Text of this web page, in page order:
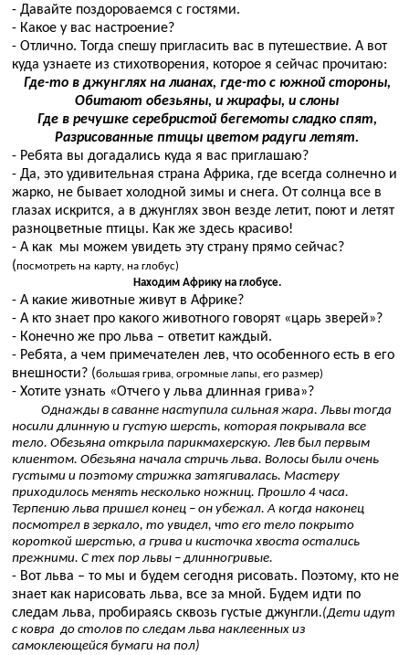
- Давайте поздороваемся с гостями.
- Какое у вас настроение?
- Отлично. Тогда спешу пригласить вас в путешествие. А вот
куда узнаете из стихотворения, которое я сейчас прочитаю:
Где-то в джунглях на лианах, где-то с южной стороны,
Обитают обезьяны, и жирафы, и слоны
Где в речушке серебристой бегемоты сладко спят,
Разрисованные птицы цветом радуги летят.
- Ребята вы догадались куда я вас приглашаю?
- Да, это удивительная страна Африка, где всегда солнечно и
жарко, не бывает холодной зимы и снега. От солнца все в
глазах искрится, а в джунглях звон везде летит, поют и летят
разноцветные птицы. Как же здесь красиво!
- А как мы можем увидеть эту страну прямо сейчас?
(посмотреть на карту, на глобус)
Находим Африку на глобусе.
- А какие животные живут в Африке?
- А кто знает про какого животного говорят «царь зверей»?
- Конечно же про льва – ответит каждый.
- Ребята, а чем примечателен лев, что особенного есть в его
внешности? (большая грива, огромные лапы, его размер)
- Хотите узнать «Отчего у льва длинная грива»?
Однажды в саванне наступила сильная жара. Львы тогда
носили длинную и густую шерсть, которая покрывала все
тело. Обезьяна открыла парикмахерскую. Лев был первым
клиентом. Обезьяна начала стричь льва. Волосы были очень
густыми и поэтому стрижка затягивалась. Мастеру
приходилось менять несколько ножниц. Прошло 4 часа.
Терпению льва пришел конец – он убежал. А когда наконец
посмотрел в зеркало, то увидел, что его тело покрыто
короткой шерстью, а грива и кисточка хвоста остались
прежними. С тех пор львы – длинногривые.
- Вот льва – то мы и будем сегодня рисовать. Поэтому, кто не
знает как нарисовать льва, все за мной. Будем идти по
следам льва, пробираясь сквозь густые джунгли.(Дети идут
с ковра до столов по следам льва наклеенных из
самоклеющейся бумаги на пол)